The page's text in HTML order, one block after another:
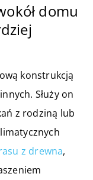
domu
konstrukcją
Służy on
z rodziną lub
z drewna,